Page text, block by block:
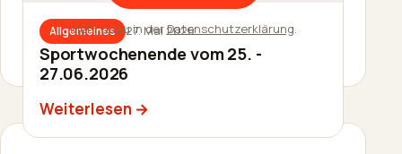
Allgemeines 27. Mai 2026
Sommerfest am 20.06.2026
Allgemeines 27. Mai 2026
Sportwochenende vom 25. -
27.06.2026
Weiterlesen
Mehr dazu in derDatenschutzerklärung.